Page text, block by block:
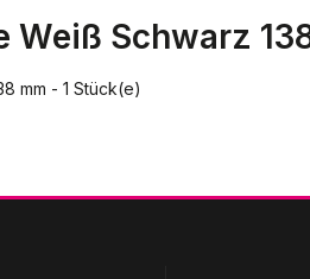
Schwarz
mm - 1 Stück(e)